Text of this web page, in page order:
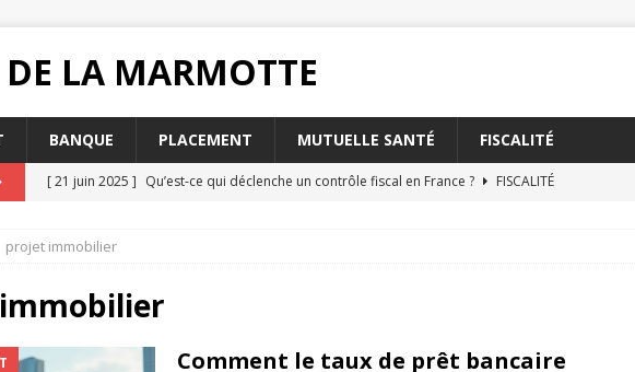
DE LA MARMOTTE
BANQUE PLACEMENT MUTUELLE SANTÉ FISCALITÉ
[ 21 juin 2025 ] Qu’est-ce qui déclenche un contrôle fiscal en France ?
FISCALITÉ
MUTUELLE SANTÉ
[ 19 juin 2025 ]
[ 31 juillet 2025 ]
Comment envoyer un RIB par mail en toute sécurité ? QUOTIDIEN
projet immobilier
Comment le taux de prêt bancaire